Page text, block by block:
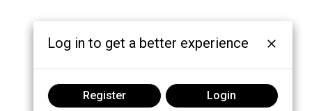
Log in to get a better experience
Register Login